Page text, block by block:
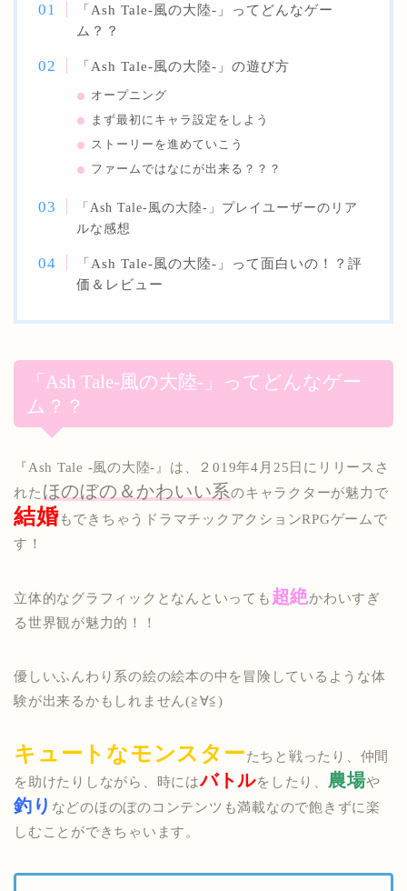
「Ash Tale-風の大陸-」ってどんなゲー
ム？？
「Ash Tale-風の大陸-」の遊び方
オープニング
まず最初にキャラ設定をしよう
ストーリーを進めていこう
ファームではなにが出来る？？？
「Ash Tale-風の大陸- 」プレイユーザーのリア
ルな感想
「Ash Tale-風の大陸-」って面白いの！？評
価＆レビュー
「Ash Tale-風の大陸-」ってどんなゲー
ム？？
『Ash Tale -風の大陸-』は、２019年4月25日にリリースさ
れた ほのぼの＆かわいい系のキャラクターが魅力で
結婚 もできちゃうドラマチックアクションRPGゲームで
す！
立体的なグラフィックとなんといっても 超絶かわいすぎ
る世界観が魅力的！！
優しいふんわり系の絵の絵本の中を冒険しているような体
験が出来るかもしれません(≧∀≦)
キュートなモンスターたちと戦ったり、仲間
を助けたりしながら、時にはバトルをしたり、 農場や
釣り などのほのぼのコンテンツも満載なので飽きずに楽
しむことができちゃいます。